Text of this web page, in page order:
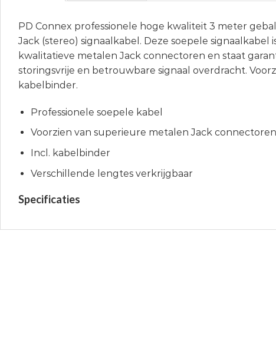
PD Connex professionele hoge kwaliteit 3 meter
Jack (stereo) signaalkabel. Deze soepele signaalkabel
kwalitatieve metalen Jack connectoren en staat
storingsvrije en betrouwbare signaal overdracht.
kabelbinder.
Professionele soepele kabel
Voorzien van superieure metalen Jack connectoren
Incl. kabelbinder
Verschillende lengtes verkrijgbaar
Specificaties